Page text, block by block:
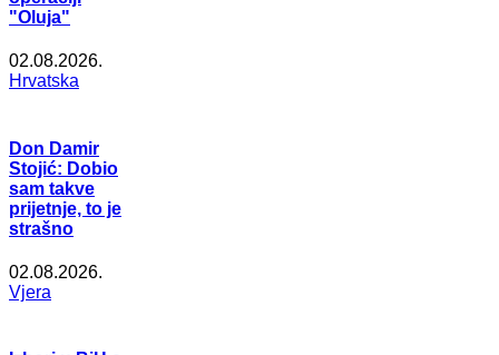
"Oluja"
02.08.2026.
Hrvatska
Don Damir
Stojić: Dobio
sam takve
prijetnje, to je
strašno
02.08.2026.
Vjera